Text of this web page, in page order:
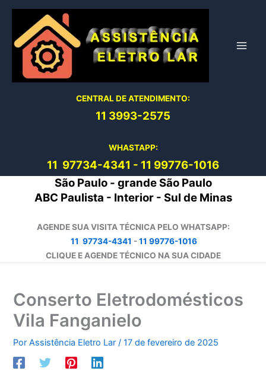
conteúdo
CENTRAL DE ATENDIMENTO:
11 3993-2575
WHASTAPP:
11 97734-4341 - 11 99776-1016
São Paulo - grande São Paulo
ABC Paulista - Interior - Sul de Minas
AGENDE SUA VISITA TÉCNICA PELO WHATSAPP:
11 97734-4341 -11 99776-1016
CLIQUE E AGENDE TÉCNICO NA SUA CIDADE
Conserto Eletrodomésticos
Vila Fanganielo
PorAssistência Eletro Lar/17 de fevereiro de 2025